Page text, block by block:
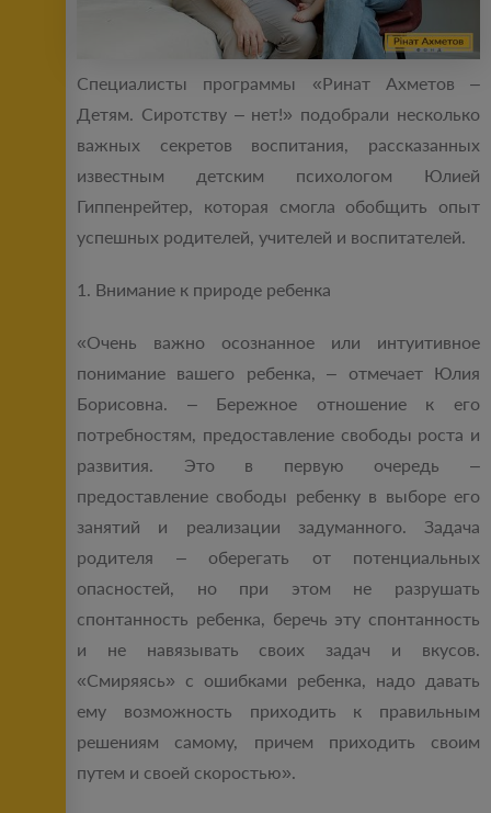
Специалисты программы «Ринат Ахметов –
Детям. Сиротству – нет!» подобрали несколько
важных секретов воспитания, рассказанных
известным детским психологом Юлией
Гиппенрейтер, которая смогла обобщить опыт
успешных родителей, учителей и воспитателей.
1. Внимание к природе ребенка
«Очень важно осознанное или интуитивное
понимание вашего ребенка, – отмечает Юлия
Борисовна. – Бережное отношение к его
потребностям, предоставление свободы роста и
развития. Это в первую очередь –
предоставление свободы ребенку в выборе его
занятий и реализации задуманного. Задача
родителя – оберегать от потенциальных
опасностей, но при этом не разрушать
спонтанность ребенка, беречь эту спонтанность
и не навязывать своих задач и вкусов.
«Смиряясь» с ошибками ребенка, надо давать
ему возможность приходить к правильным
решениям самому, причем приходить своим
путем и своей скоростью».